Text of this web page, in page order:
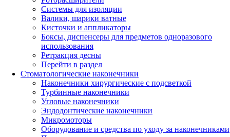
Системы для изоляции
Валики, шарики ватные
Кисточки и аппликаторы
Боксы, диспенсеры для предметов одноразового
использования
Ретракция десны
Перейти в раздел
Стоматологические наконечники
Наконечники хирургические с подсветкой
Турбинные наконечники
Угловые наконечники
Эндодонтические наконечники
Микромоторы
Оборудование и средства по уходу за наконечниками